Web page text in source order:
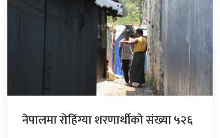
नेपालमा रोहिंग्या शरणार्थीको संख्या ५२६